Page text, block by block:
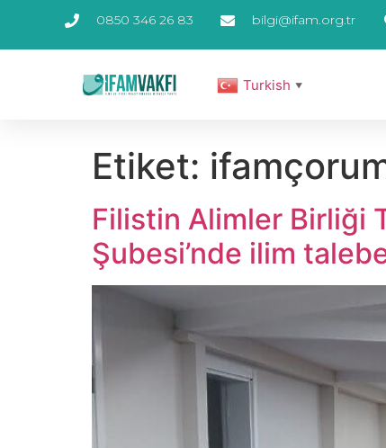
0850 346 26 83 bilgi@ifam.org.tr
Turkish ▼
Etiket:
Filistin Alimler Birliği
Şubesi’nde ilim